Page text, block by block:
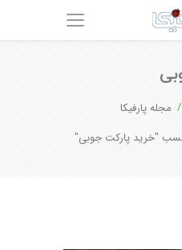
مجله پارفیکا
"خرید پارکت جوبی"